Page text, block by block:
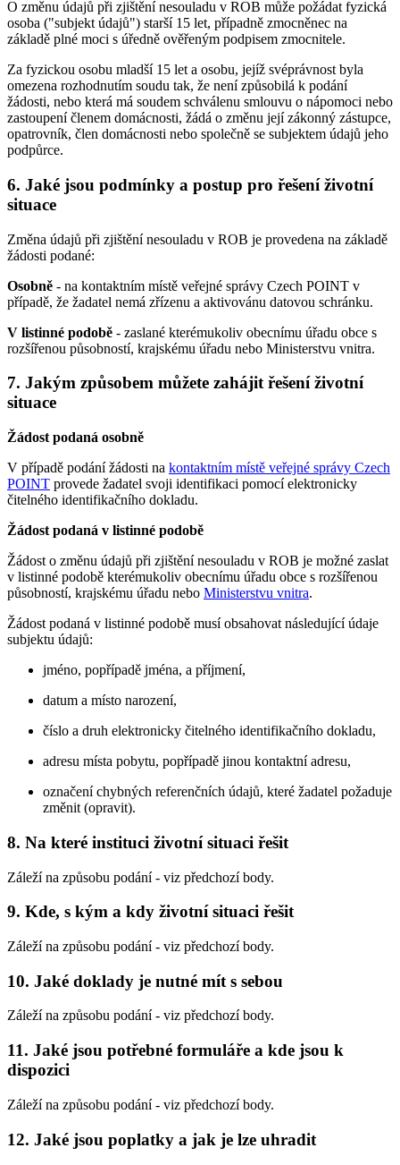
O změnu údajů při zjištění nesouladu v ROB může požádat fyzická
osoba ("subjekt údajů") starší 15 let, případně zmocněnec na
základě plné moci s úředně ověřeným podpisem zmocnitele.
Za fyzickou osobu mladší 15 let a osobu, jejíž svéprávnost byla
omezena rozhodnutím soudu tak, že není způsobilá k podání
žádosti, nebo která má soudem schválenu smlouvu o nápomoci nebo
zastoupení členem domácnosti, žádá o změnu její zákonný zástupce,
opatrovník, člen domácnosti nebo společně se subjektem údajů jeho
podpůrce.
6. Jaké jsou podmínky a postup pro řešení životní
situace
Změna údajů při zjištění nesouladu v ROB je provedena na základě
žádosti podané:
Osobně - na kontaktním místě veřejné správy Czech POINT v
případě, že žadatel nemá zřízenu a aktivovánu datovou schránku.
V listinné podobě - zaslané kterémukoliv obecnímu úřadu obce s
rozšířenou působností, krajskému úřadu nebo Ministerstvu vnitra.
7. Jakým způsobem můžete zahájit řešení životní
situace
Žádost podaná osobně
V případě podání žádosti na kontaktním místě veřejné správy Czech
POINT provede žadatel svoji identifikaci pomocí elektronicky
čitelného identifikačního dokladu.
Žádost podaná v listinné podobě
Žádost o změnu údajů při zjištění nesouladu v ROB je možné zaslat
v listinné podobě kterémukoliv obecnímu úřadu obce s rozšířenou
působností, krajskému úřadu nebo Ministerstvu vnitra.
Žádost podaná v listinné podobě musí obsahovat následující údaje
subjektu údajů:
jméno, popřípadě jména, a příjmení,
datum a místo narození,
číslo a druh elektronicky čitelného identifikačního dokladu,
adresu místa pobytu, popřípadě jinou kontaktní adresu,
označení chybných referenčních údajů, které žadatel požaduje
změnit (opravit).
8. Na které instituci životní situaci řešit
Záleží na způsobu podání - viz předchozí body.
9. Kde, s kým a kdy životní situaci řešit
Záleží na způsobu podání - viz předchozí body.
10. Jaké doklady je nutné mít s sebou
Záleží na způsobu podání - viz předchozí body.
11. Jaké jsou potřebné formuláře a kde jsou k
dispozici
Záleží na způsobu podání - viz předchozí body.
12. Jaké jsou poplatky a jak je lze uhradit